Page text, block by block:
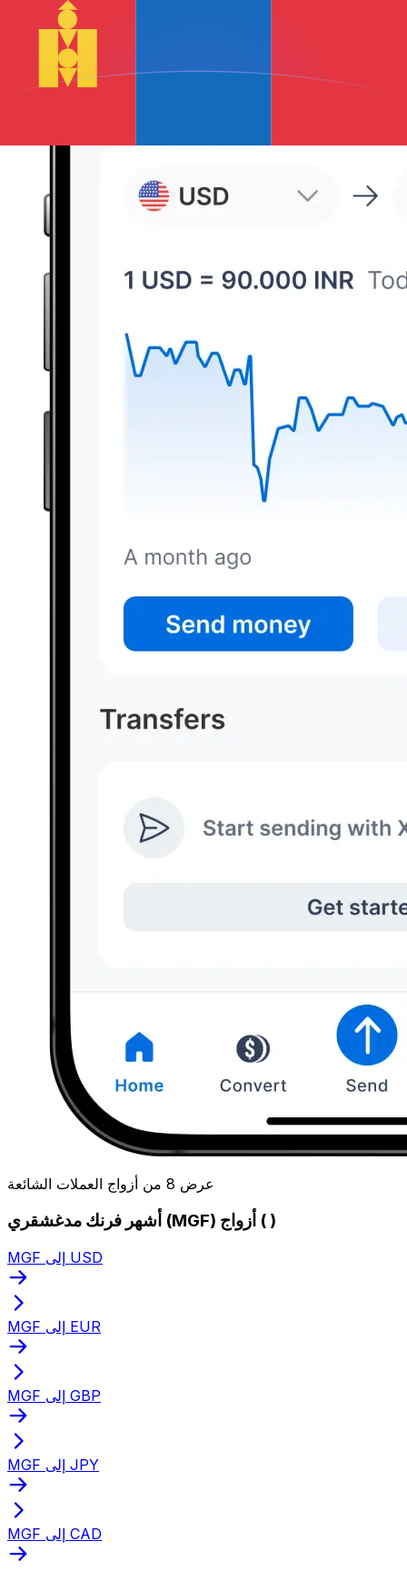
عرض 8 من أزواج العملات الشائعة
أشهر فرنك مدغشقري (MGF) أزواج ( )
MGF إلى USD
MGF إلى EUR
MGF إلى GBP
MGF إلى JPY
MGF إلى CAD